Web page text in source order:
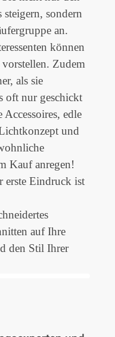
sondern
an.
können
vorstellen. Zudem
als sie
oft nur geschickt
edle
und
Kauf anregen!
erste Eindruck ist
auf Ihre
den Stil Ihrer